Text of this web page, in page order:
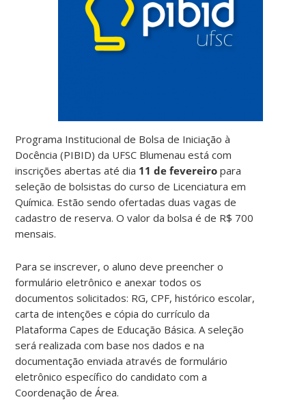
Programa Institucional de Bolsa de Iniciação à
Docência (PIBID) da UFSC Blumenau está com
inscrições abertas até dia 11 de fevereiro para
seleção de bolsistas do curso de Licenciatura em
Química. Estão sendo ofertadas duas vagas de
cadastro de reserva. O valor da bolsa é de R$ 700
mensais.
Para se inscrever, o aluno deve preencher o
formulário eletrônico e anexar todos os
documentos solicitados: RG, CPF, histórico escolar,
carta de intenções e cópia do currículo da
Plataforma Capes de Educação Básica. A seleção
será realizada com base nos dados e na
documentação enviada através de formulário
eletrônico específico do candidato com a
Coordenação de Área.